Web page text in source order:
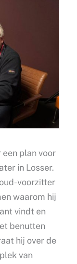
plan voor
in Losser.
voorzitter
waarom hij
vindt en
benutten
hij over de
van